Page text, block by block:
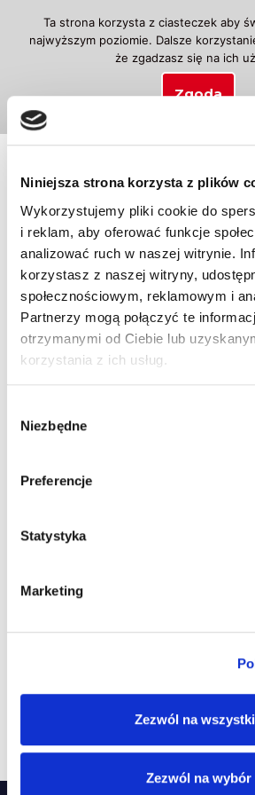
Niniejsza strona korzysta z plików
Wykorzystujemy pliki cookie do
i reklam, aby oferować funkcje
analizować ruch w naszej witrynie.
korzystasz z naszej witryny,
społecznościowym, reklamowym i
Partnerzy mogą połączyć te
otrzymanymi od Ciebie lub
korzystania z ich usług.
zgody
Niezbędne
Preferencje
Statystyka
Marketing
Zezwól na
Zezwól na wybór
Przejdź
Strona główna \ Wyposażenie
Pakiet
SILVER dla OSK
275,00zł 150,00zł
Brak w magazynie
Kategoria:Kursy
Waga
Ta strona korzysta z ciasteczek aby
najwyższym poziomie. Dalsze
że zgadzasz się na ich
Zgoda